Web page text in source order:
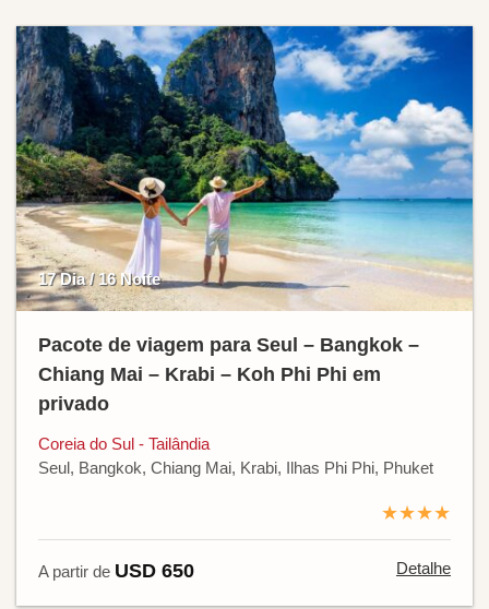
17 Dia / 16 Noite
Pacote de viagem para Seul – Bangkok –
Chiang Mai – Krabi – Koh Phi Phi em
privado
Coreia do Sul - Tailândia
Seul, Bangkok, Chiang Mai, Krabi, Ilhas Phi Phi, Phuket
★★★★
A partir de USD 650 Detalhe